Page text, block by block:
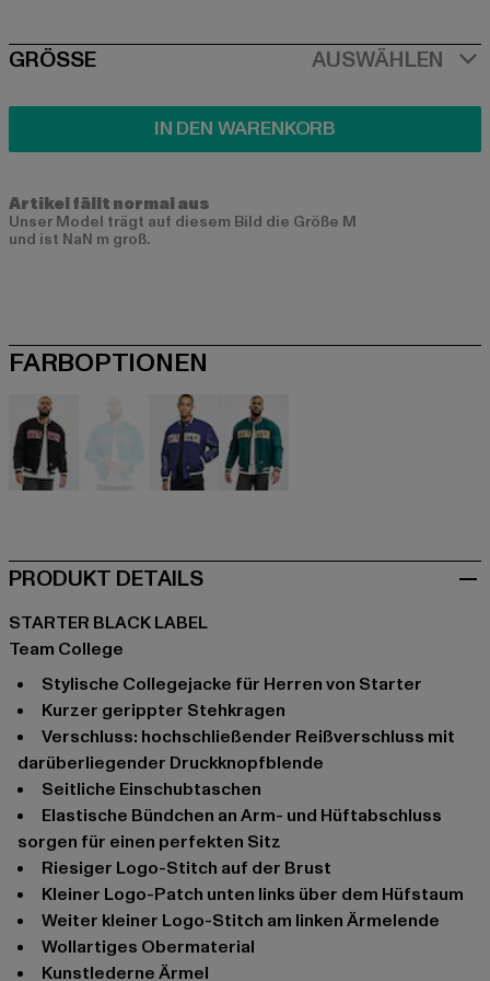
SIZE
GRÖSSE AUSWÄHLEN
IN DEN WARENKORB
Artikel fällt normal aus
Unser Model trägt auf diesem Bild die Größe M
und ist NaN m groß.
FARBOPTIONEN
PRODUKT DETAILS
STARTER BLACK LABEL
Team College
stylische Collegejacke für Herren von Starter
kurzer gerippter Stehkragen
Verschluss: hochschließender Reißverschluss mit
darüberliegender Druckknopfblende
seitliche Einschubtaschen
elastische Bündchen an Arm- und Hüftabschluss
sorgen für einen perfekten Sitz
riesiger Logo-Stitch auf der Brust
kleiner Logo-Patch unten links über dem Hüfstaum
weiter kleiner Logo-Stitch am linken Ärmelende
wollartiges Obermaterial
kunstlederne Ärmel